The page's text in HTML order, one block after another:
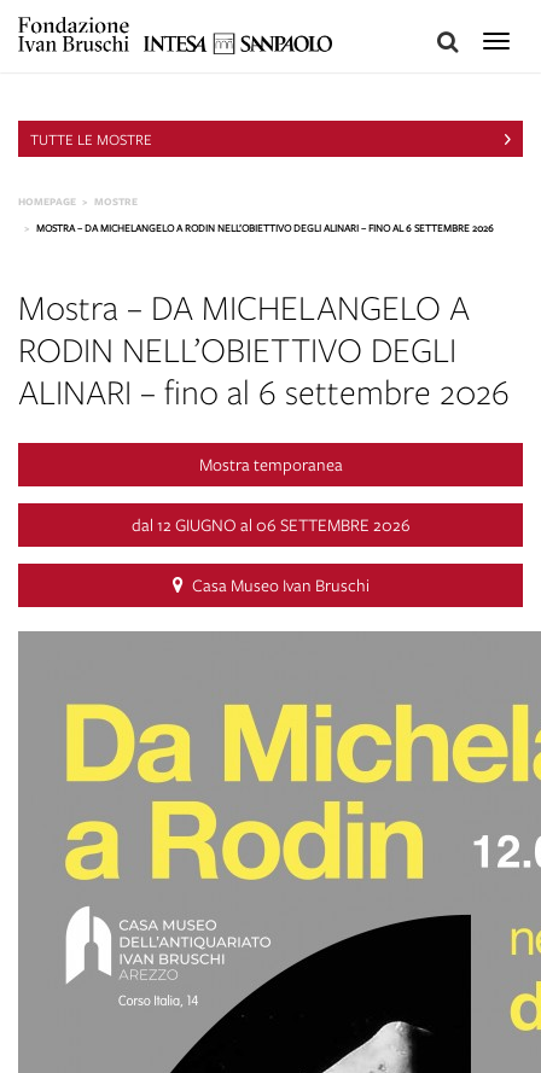
Toggle
TUTTE LE MOSTRE
HOMEPAGE MOSTRE
MOSTRA – DA MICHELANGELO A RODIN NELL’OBIETTIVO DEGLI ALINARI – FINO AL 6 SETTEMBRE 2026
Mostra – DA MICHELANGELO A
RODIN NELL’OBIETTIVO DEGLI
ALINARI – fino al 6 settembre 2026
Mostra temporanea
dal 12 GIUGNO al 06 SETTEMBRE 2026
Casa Museo Ivan Bruschi